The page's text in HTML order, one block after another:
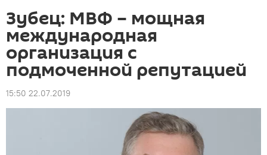
Зубец: МВФ – мощная
международная
организация с
подмоченной репутацией
15:50 22.07.2019